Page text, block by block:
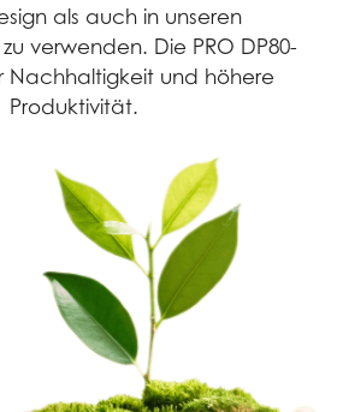
als auch in unseren
verwenden. Die PRO DP80-
Nachhaltigkeit und höhere
Produktivität.